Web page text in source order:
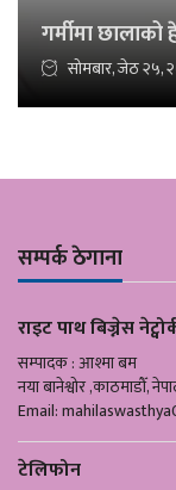
गर्मीमा छालाको
सोमबार, जेठ २५,
सम्पर्क ठेगाना
राइट पाथ बिज्नेस
सम्पादक : आश्मा बम
नया बानेश्वोर ,काठमाडौँ,
Email:
टेलिफोन